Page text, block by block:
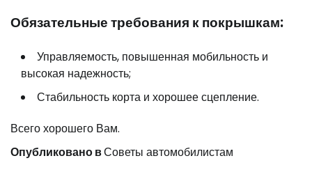
Обязательные требования к покрышкам:
Управляемость, повышенная мобильность и
высокая надежность;
Стабильность корта и хорошее сцепление.
Всего хорошего Вам.
Опубликовано вСоветы автомобилистам